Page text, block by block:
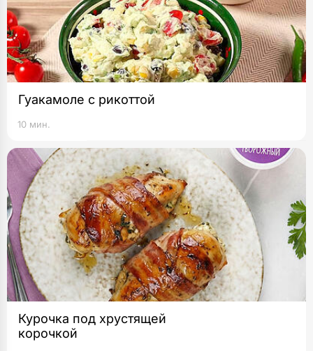
Гуакамоле с рикоттой
10 мин.
Курочка под хрустящей
корочкой